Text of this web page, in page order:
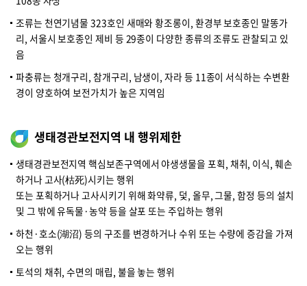
조류는 천연기념물 323호인 새매와 황조롱이, 환경부 보호종인 말똥가
리, 서울시 보호종인 제비 등 29종이 다양한 종류의 조류도 관찰되고 있
음
파충류는 청개구리, 참개구리, 남생이, 자라 등 11종이 서식하는 수변환
경이 양호하여 보전가치가 높은 지역임
생태경관보전지역 내 행위제한
생태경관보전지역 핵심보존구역에서 야생생물을 포획, 채취, 이식, 훼손
하거나 고사(枯死)시키는 행위
또는 포획하거나 고사시키기 위해 화약류, 덫, 올무, 그물, 함정 등의 설치
및 그 밖에 유독물·농약 등을 살포 또는 주입하는 행위
하천·호소(湖沼) 등의 구조를 변경하거나 수위 또는 수량에 증감을 가져
오는 행위
토석의 채취, 수면의 매립, 불을 놓는 행위